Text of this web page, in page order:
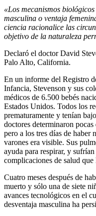
«Los mecanismos
masculina o ventaja
ciencia racionalice las
objetivo de la naturaleza
Declaró el doctor David
Palo Alto, California.
En un informe del Registro
Infancia, Stevenson y sus
médicos de 6.500 bebés
Estados Unidos. Todos los
prematuramente y tenían
doctores determinaron
pero a los tres días de haber
varones era visible. Sus
ayuda para respirar, y
complicaciones de salud que
Cuatro meses después de
muerto y sólo una de siete
avances tecnológicos en el
desventaja masculina ha